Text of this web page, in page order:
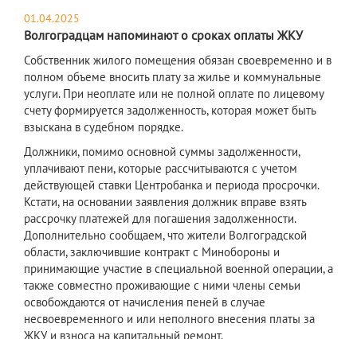
01.04.2025
Волгоградцам напоминают о сроках оплаты ЖКУ
Собственник жилого помещения обязан своевременно и в
полном объеме вносить плату за жилье и коммунальные
услуги. При неоплате или не полной оплате по лицевому
счету формируется задолженность, которая может быть
взыскана в судебном порядке.
Должники, помимо основной суммы задолженности,
уплачивают пени, которые рассчитываются с учетом
действующей ставки Центробанка и периода просрочки.
Кстати, на основании заявления должник вправе взять
рассрочку платежей для погашения задолженности.
Дополнительно сообщаем, что жители Волгоградской
области, заключившие контракт с Минобороны и
принимающие участие в специальной военной операции, а
также совместно проживающие с ними члены семьи
освобождаются от начисления пеней в случае
несвоевременного и или неполного внесения платы за
ЖКУ и взноса на капитальный ремонт.